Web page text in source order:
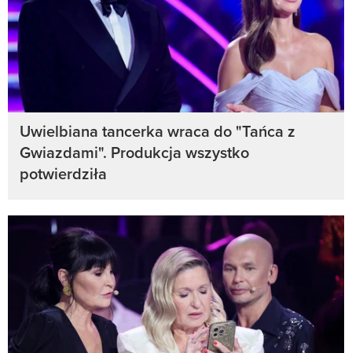
Uwielbiana tancerka wraca do "Tańca z
Gwiazdami". Produkcja wszystko
potwierdziła